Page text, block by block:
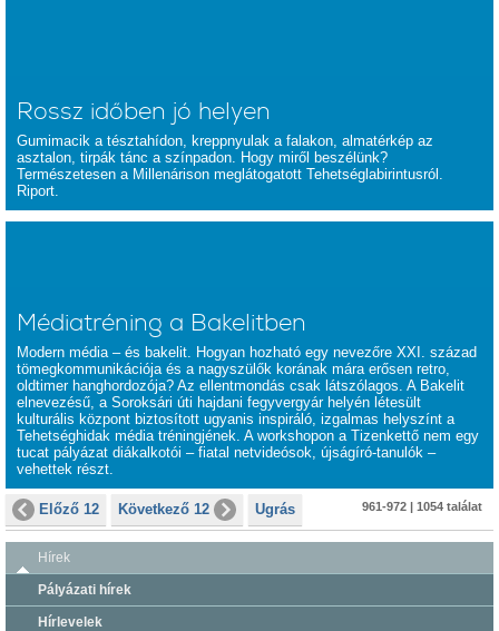
Rossz időben jó helyen
Gumimacik a tésztahídon, kreppnyulak a falakon, almatérkép az
asztalon, tirpák tánc a színpadon. Hogy miről beszélünk?
Természetesen a Millenárison meglátogatott Tehetséglabirintusról.
Riport.
Médiatréning a Bakelitben
Modern média – és bakelit. Hogyan hozható egy nevezőre XXI. század
tömegkommunikációja és a nagyszülők korának mára erősen retro,
oldtimer hanghordozója? Az ellentmondás csak látszólagos. A Bakelit
elnevezésű, a Soroksári úti hajdani fegyvergyár helyén létesült
kulturális központ biztosított ugyanis inspiráló, izgalmas helyszínt a
Tehetséghidak média tréningjének. A workshopon a Tizenkettő nem egy
tucat pályázat diákalkotói – fiatal netvideósok, újságíró-tanulók –
vehettek részt.
Előző 12 Következő 12 Ugrás 961-972 | 1054 találat
Hírek
Pályázati hírek
Hírlevelek